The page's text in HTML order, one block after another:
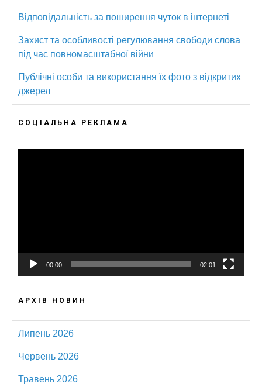
Відповідальність за поширення чуток в інтернеті
Захист та особливості регулювання свободи слова
під час повномасштабної війни
Публічні особи та використання їх фото з відкритих
джерел
СОЦІАЛЬНА РЕКЛАМА
00:00 02:01
АРХІВ НОВИН
Липень 2026
Червень 2026
Травень 2026